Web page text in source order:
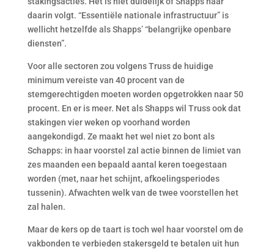
daarin volgt. “Essentiële nationale infrastructuur” is
wellicht hetzelfde als Shapps’ “belangrijke openbare
diensten”.
Voor alle sectoren zou volgens Truss de huidige
minimum vereiste van 40 procent van de
stemgerechtigden moeten worden opgetrokken naar 50
procent. En er is meer. Net als Shapps wil Truss ook dat
stakingen vier weken op voorhand worden
aangekondigd. Ze maakt het wel niet zo bont als
Schapps: in haar voorstel zal actie binnen de limiet van
zes maanden een bepaald aantal keren toegestaan
worden (met, naar het schijnt, afkoelingsperiodes
tussenin). Afwachten welk van de twee voorstellen het
zal halen.
Maar de kers op de taart is toch wel haar voorstel om de
vakbonden te verbieden stakersgeld te betalen uit hun